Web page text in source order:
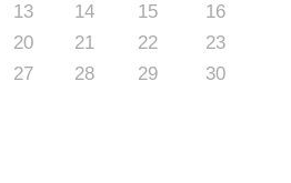
13 14 15
16
20 21 22
23
27 28 29
30